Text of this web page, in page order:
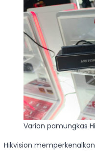
Varian pamungkas
Hikvision